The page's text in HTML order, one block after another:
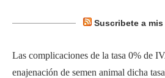
Suscribete a mis
Las complicaciones de la tasa 0% de
enajenación de semen animal dicha